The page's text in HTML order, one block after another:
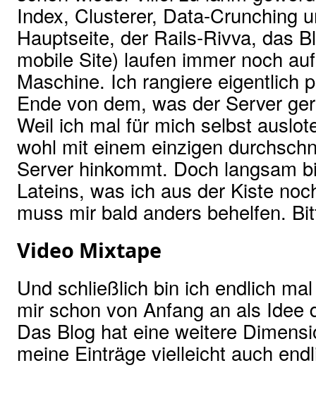
Index, Clusterer, Data-Crunching
Hauptseite, der Rails-Rivva, das
mobile Site) laufen immer noch
Maschine. Ich rangiere eigentlich
Ende von dem, was der Server
Weil ich mal für mich selbst
wohl mit einem einzigen
Server hinkommt. Doch langsam
Lateins, was ich aus der Kiste
muss mir bald anders behelfen.
Video Mixtape
Und schließlich bin ich endlich
mir schon von Anfang an als Idee
Das Blog hat eine weitere
meine Einträge vielleicht auch